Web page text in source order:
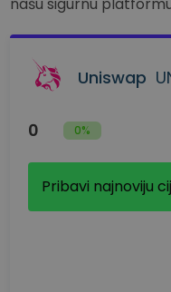
Uniswap
0 0%
Pribavi najnoviju